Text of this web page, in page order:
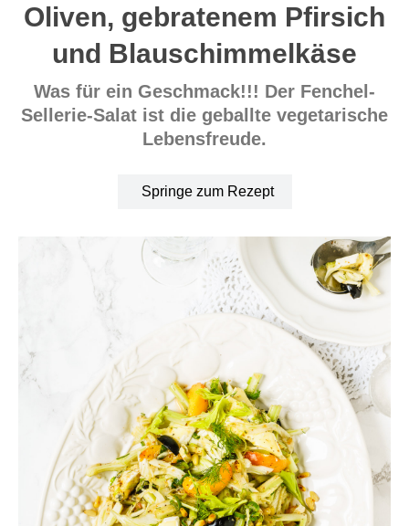
Oliven, gebratenem Pfirsich
und Blauschimmelkäse
Was für ein Geschmack!!! Der Fenchel-
Sellerie-Salat ist die geballte vegetarische
Lebensfreude.
Springe zum Rezept